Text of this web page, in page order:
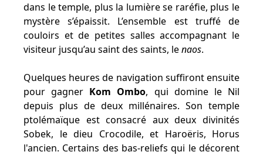
dans le temple, plus la lumière se raréfie, plus le
mystère s’épaissit. L’ensemble est truffé de
couloirs et de petites salles accompagnant le
visiteur jusqu’au saint des saints, lenaos.
Quelques heures de navigation suffiront ensuite
pour gagner Kom Ombo, qui domine le Nil
depuis plus de deux millénaires. Son temple
ptolémaïque est consacré aux deux divinités
Sobek, le dieu Crocodile, et Haroëris, Horus
l'ancien. Certains des bas-reliefs qui le décorent